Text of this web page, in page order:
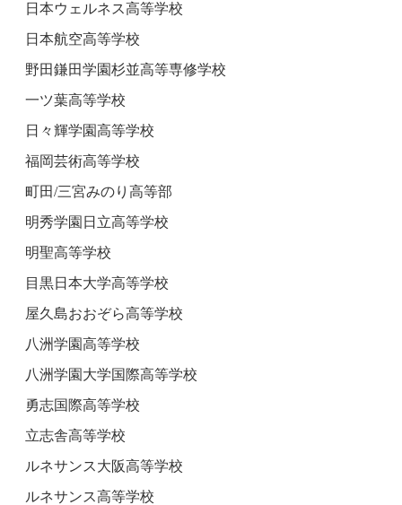
日本ウェルネス高等学校
日本航空高等学校
野田鎌田学園杉並高等専修学校
一ツ葉高等学校
日々輝学園高等学校
福岡芸術高等学校
町田/三宮みのり高等部
明秀学園日立高等学校
明聖高等学校
目黒日本大学高等学校
屋久島おおぞら高等学校
八洲学園高等学校
八洲学園大学国際高等学校
勇志国際高等学校
立志舎高等学校
ルネサンス大阪高等学校
ルネサンス高等学校